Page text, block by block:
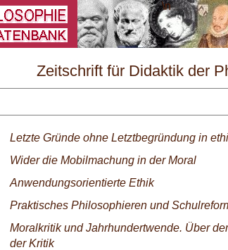
Zeitschrift für Didaktik der
Nr. 3/1989
Letzte Gründe ohne Letztbegründung in
Wider die Mobilmachung in der Moral
Anwendungsorientierte Ethik
Praktisches Philosophieren und
Moralkritik und Jahrhundertwende. Über
der Kritik